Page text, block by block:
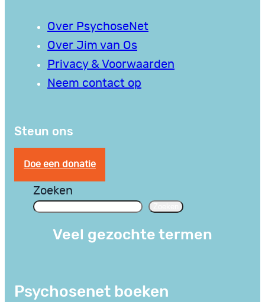
Over PsychoseNet
Over Jim van Os
Privacy & Voorwaarden
Neem contact op
Steun ons
Doe een donatie
Zoeken
Veel gezochte termen
Psychosenet boeken